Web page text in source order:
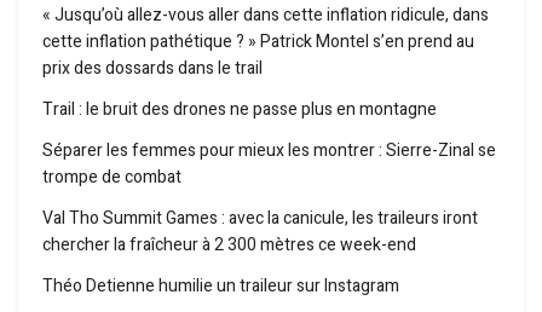
« Jusqu’où allez-vous aller dans cette inflation ridicule, dans
cette inflation pathétique ? » Patrick Montel s’en prend au
prix des dossards dans le trail
Trail : le bruit des drones ne passe plus en montagne
Séparer les femmes pour mieux les montrer : Sierre-Zinal se
trompe de combat
Val Tho Summit Games : avec la canicule, les traileurs iront
chercher la fraîcheur à 2 300 mètres ce week-end
Théo Detienne humilie un traileur sur Instagram